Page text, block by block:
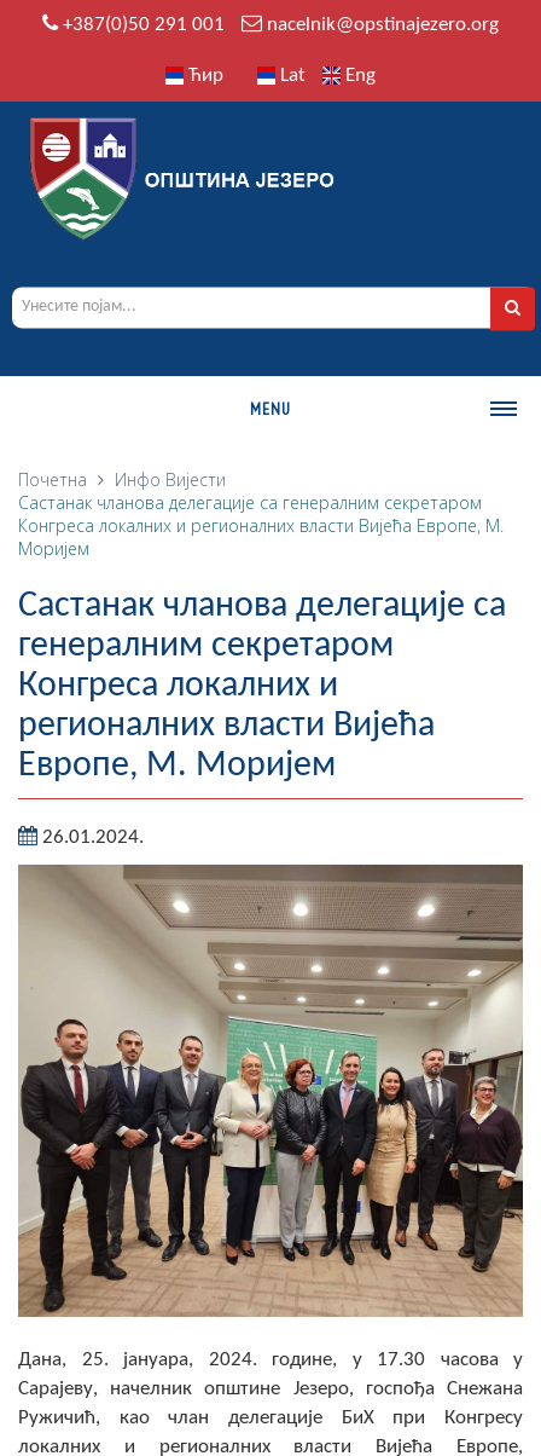
+387(0)50 291 001 nacelnik@opstinajezero.org
Ћир Lat Eng
MENU
О ОПШТИНИ
Историја
Насељена мјеста
Занимљивости
Фотогалерија
НАЧЕЛНИК
О Начелнику
Замјеник начелника
Извјештај о раду начелника
СКУПШТИНА
Статут Општине
Скупштинско вијеће општине језеро
Састав Скупштине
Службени Гласници
ОПШТИНСКА УПРАВА
Вијести
Активности
Почетна Инфо Вијести
Састанак чланова делегације са генералним секретаром
Конгреса локалних и регионалних власти Вијећа Европе, М.
Моријем
Састанак чланова делегације са
генералним секретаром
Конгреса локалних и
регионалних власти Вијећа
Европе, М. Моријем
26.01.2024.
Дана, 25. јануара, 2024. године, у 17.30 часова у
Сарајеву, начелник општине Језеро, госпођа Снежана
Ружичић, као члан делегације БиХ при Конгресу
локалних и регионалних власти Вијећа Европе,